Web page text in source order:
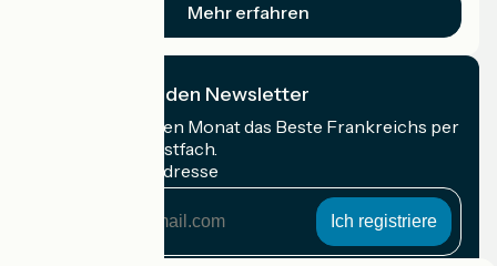
Mehr erfahren
Ich abonniere den Newsletter
Erhalten Sie jeden Monat das Beste Frankreichs per
Rad in Ihrem Postfach.
Meine E-Mail-Adresse